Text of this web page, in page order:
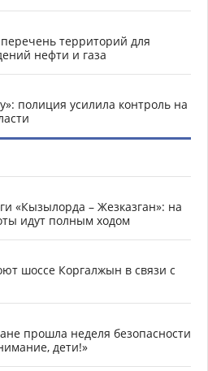
территорий для
нефти и газа
полиция усилила контроль на
«Кызылорда – Жезказган»: на
идут полным ходом
шоссе Коргалжын в связи с
прошла неделя безопасности
дети!»